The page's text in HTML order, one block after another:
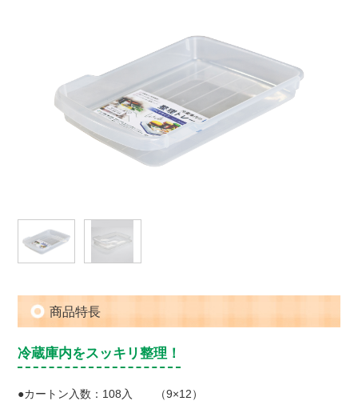
商品特長
冷蔵庫内をスッキリ整理！
●カートン入数：108入 （9×12）